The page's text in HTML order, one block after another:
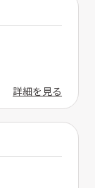
詳細を見る